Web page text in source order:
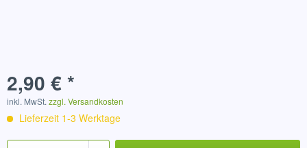
2,90 € *
inkl. MwSt. zzgl. Versandkosten
Lieferzeit 1-3 Werktage